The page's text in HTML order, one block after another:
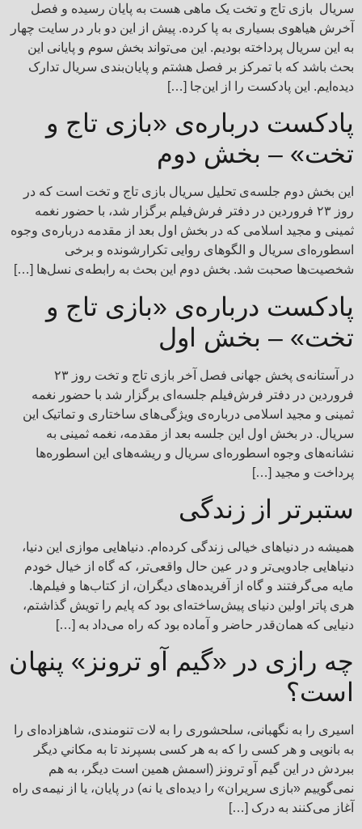
سریال بازی تاج و تخت یک ماهی هست به پایان رسیده و فصل
آخرش هیاهوی بسیاری به پا کرده. پیش از این دو بار در سایت چهار
به این سریال پرداخته بودیم. این می‌تواند بخش سوم و پایانی این
بحث باشد که با تمرکز بر فصل هشتم و پایان‌بندی سریال تدارک
دیده‌ایم. این پادکست را از این‌جا […]
پادکست درباره‌ی «بازی تاج و
تخت» – بخش دوم
این بخش دوم جلسه‌ی تحلیل سریال بازی تاج و تخت است که در
روز ۲۳ فروردین در دفتر فرش‌فیلم برگزار شد، با حضور نغمه
ثمینی و مجید اسلامی که در بخش اول بعد از مقدمه درباره‌ی وجوه
اسطوره‌ای سریال و الگوهای روایی تکرارشونده‌‌ و برخی
شخصیت‌ها صحبت شد. بخش دوم این بحث به رابطه‌ی نسل‌ها […]
پادکست درباره‌ی «بازی تاج و
تخت» – بخش اول
در آستانه‌ی پخش جهانی فصل آخر بازی تاج و تخت روز ۲۳
فروردین در دفتر فرش‌فیلم جلسه‌ای برگزار شد با حضور نغمه
ثمینی و مجید اسلامی درباره‌ی ویژگی‌های ساختاری و تماتیک این
سریال. در بخش اول این جلسه‌ بعد از مقدمه، نغمه‌ ثمینی به
نشانه‌های وجوه اسطوره‌ای سریال و ریشه‌های این اسطوره‌ها
پرداخت و مجید […]
ستبرتر از زندگی
همیشه در دنیاهای خیالی زندگی کرده‌ام. دنیاهایی موازی این دنیا،
دنیاهایی جادویی‌تر و در عین حال واقعی‌تر، که گاه از خیال خودم
مایه می‌گرفتند و گاه از آفریده‌های دیگران، از کتاب‌ها و فیلم‌ها.
هری پاتر اولین دنیای پیش‌ساخته‌ای بود که پایم را تویش گذاشتم،
دنیایی که همان‌قدر حاضر و آماده بود که راه می‌داد به […]
چه رازی در «گيم آو ترونز» پنهان
است؟
اسيری را به نگهبانی، سلحشوری را به لات تنومندی، شاهزاده‌ای را
به بانويی و هر کسی را که به هر کسی بسپرند تا به مکاني ديگر
ببردش در اين گيم آو ترونز (اسمش همين است ديگر، به هم
نمی‌گوييم «بازی سريران» را ديده‌ای يا نه) در پايان، يا از نيمه‌ی راه
آغاز می‌کنند به درک […]